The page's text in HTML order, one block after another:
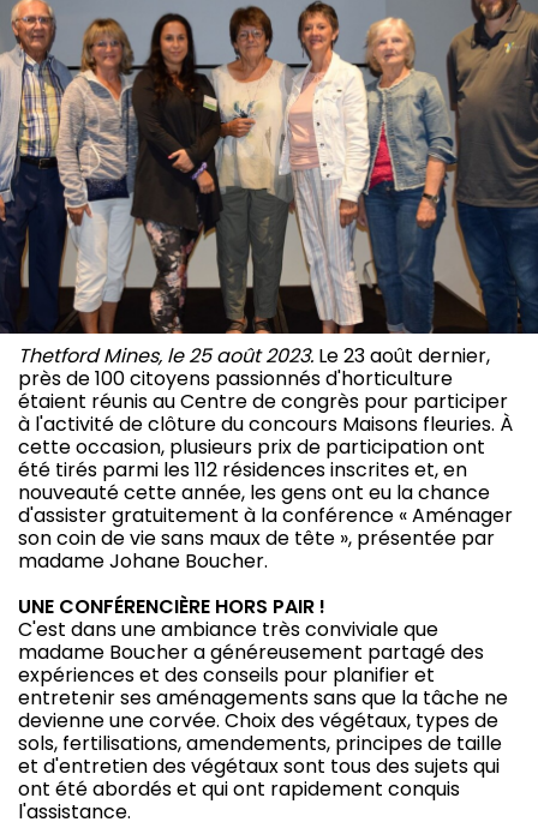
Thetford Mines, le 25 août 2023. Le 23 août dernier,
près de 100 citoyens passionnés d'horticulture
étaient réunis au Centre de congrès pour participer
à l'activité de clôture du concours Maisons fleuries. À
cette occasion, plusieurs prix de participation ont
été tirés parmi les 112 résidences inscrites et, en
nouveauté cette année, les gens ont eu la chance
d'assister gratuitement à la conférence « Aménager
son coin de vie sans maux de tête », présentée par
madame Johane Boucher.
UNE CONFÉRENCIÈRE HORS PAIR !
C'est dans une ambiance très conviviale que
madame Boucher a généreusement partagé des
expériences et des conseils pour planifier et
entretenir ses aménagements sans que la tâche ne
devienne une corvée. Choix des végétaux, types de
sols, fertilisations, amendements, principes de taille
et d'entretien des végétaux sont tous des sujets qui
ont été abordés et qui ont rapidement conquis
l'assistance.